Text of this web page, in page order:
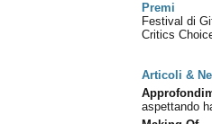
Premi
Festival di
Critics
Articoli &
aspettando